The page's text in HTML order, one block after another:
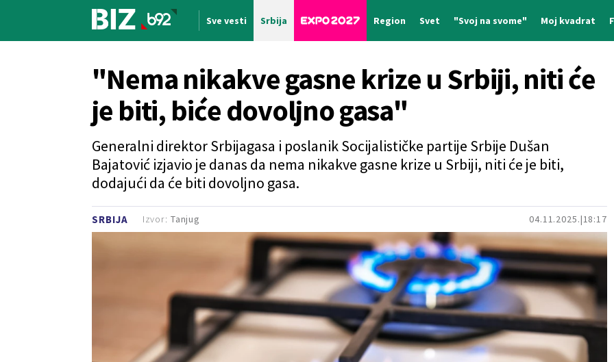
Sve vesti Srbija Region Svet "Svoj na svome" Moj kvadrat
SRBIJA 04.11.2025. 18:17
"Nema nikakve gasne krize u Srbiji, niti će
je biti, biće dovoljno gasa"
Generalni direktor Srbijagasa i poslanik Socijalističke partije Srbije Dušan
Bajatović izjavio je danas da nema nikakve gasne krize u Srbiji, niti će je biti,
dodajući da će biti dovoljno gasa.
Izvor: Tanjug